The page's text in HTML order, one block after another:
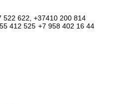
522 622, +37410 200 814
412 525 +7 958 402 16 44